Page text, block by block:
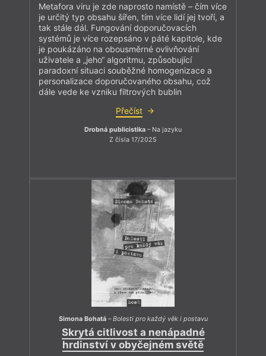
Metafora viru je zde naprosto namístě – čím více
je určitý typ obsahu šířen, tím více lidí jej tvoří, a
tak stále dál. Fungování doporučovacích
systémů je více rozepsáno v páté kapitole, kde
je poukázáno na obousměrné ovlivňování
uživatele a „jeho“ algoritmu, způsobující
paradoxní situaci souběžné homogenizace a
personalizace doporučovaného obsahu, což
dále vede ke vzniku filtrových bublin
Přečíst
Drobná publicistika – Na jazyku
Z čísla 17/2025
Simona Bohatá–Bolesti pro každý věk i postavu
Skrytá citlivost a nenápadné
hrdinství v obyčejném světě